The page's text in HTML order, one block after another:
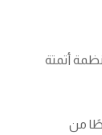
أتمتة
من